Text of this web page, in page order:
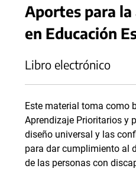
Aportes para
en Educación
Libro electrónico
Este material toma como
Aprendizaje Prioritarios y
diseño universal y las
para dar cumplimiento al
de las personas con